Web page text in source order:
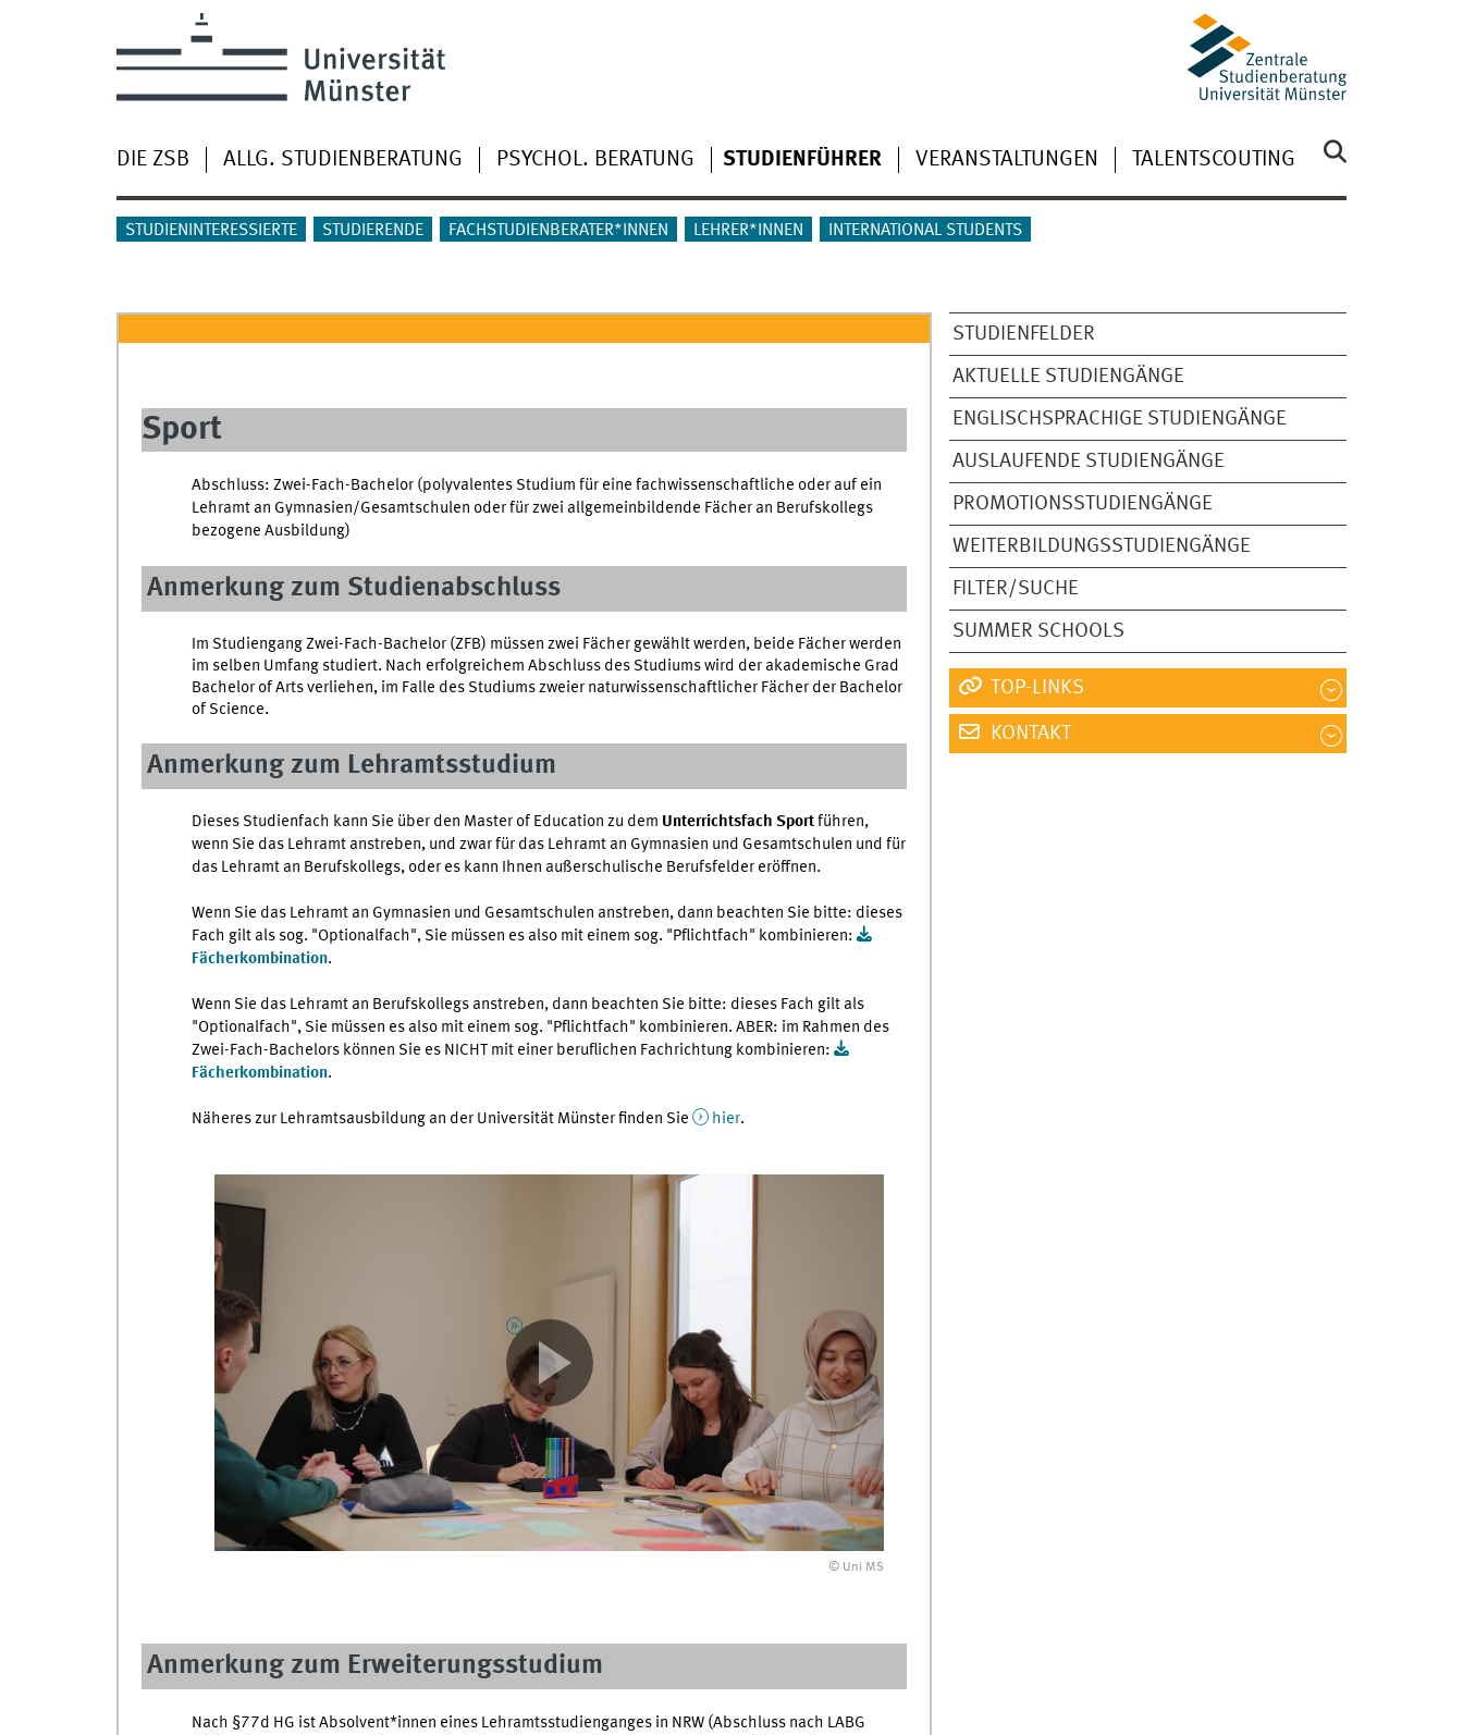
DIE ZSB ALLG. STUDIENBERATUNG PSYCHOL. BERATUNG STUDIENFÜHRER VERANSTALTUNGEN TALENTSCOUTING
STUDIENINTERESSIERTE STUDIERENDE FACHSTUDIENBERATER*INNEN LEHRER*INNEN INTERNATIONAL STUDENTS
STUDIENFELDER
AKTUELLE STUDIENGÄNGE
ENGLISCHSPRACHIGE STUDIENGÄNGE
AUSLAUFENDE STUDIENGÄNGE
PROMOTIONSSTUDIENGÄNGE
WEITERBILDUNGSSTUDIENGÄNGE
FILTER/SUCHE
SUMMER SCHOOLS
Sport
Abschluss: Zwei-Fach-Bachelor (polyvalentes Studium für eine fachwissenschaftliche oder auf ein
Lehramt an Gymnasien/Gesamtschulen oder für zwei allgemeinbildende Fächer an Berufskollegs
bezogene Ausbildung)
Anmerkung zum Studienabschluss
Im Studiengang Zwei-Fach-Bachelor (ZFB) müssen zwei Fächer gewählt werden, beide Fächer werden
im selben Umfang studiert. Nach erfolgreichem Abschluss des Studiums wird der akademische Grad
Bachelor of Arts verliehen, im Falle des Studiums zweier naturwissenschaftlicher Fächer der Bachelor
of Science.
Anmerkung zum Lehramtsstudium
Dieses Studienfach kann Sie über den Master of Education zu dem Unterrichtsfach Sportführen,
wenn Sie das Lehramt anstreben, und zwar für das Lehramt an Gymnasien und Gesamtschulen und für
das Lehramt an Berufskollegs, oder es kann Ihnen außerschulische Berufsfelder eröffnen.
Wenn Sie das Lehramt an Gymnasien und Gesamtschulen anstreben, dann beachten Sie bitte: dieses
Fach gilt als sog. "Optionalfach", Sie müssen es also mit einem sog. "Pflichtfach" kombinieren:
Fächerkombination.
Wenn Sie das Lehramt an Berufskollegs anstreben, dann beachten Sie bitte: dieses Fach gilt als
"Optionalfach", Sie müssen es also mit einem sog. "Pflichtfach" kombinieren. ABER: im Rahmen des
Zwei-Fach-Bachelors können Sie es NICHT mit einer beruflichen Fachrichtung kombinieren:
Fächerkombination.
Näheres zur Lehramtsausbildung an der Universität Münster finden Sie hier.
© Uni MS
Anmerkung zum Erweiterungsstudium
Nach §77d HG ist Absolvent*innen eines Lehramtsstudienganges in NRW (Abschluss nach LABG
TOP-LINKS
KONTAKT